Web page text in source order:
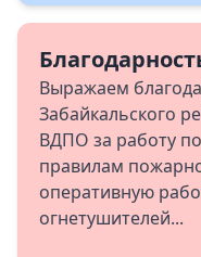
Выражаем
Забайкальского
ВДПО за работу
правилам
оперативную
огнетушителей...